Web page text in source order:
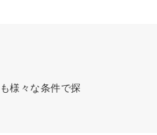
様々な条件で探